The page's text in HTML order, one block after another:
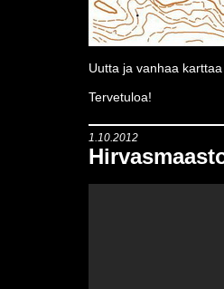
Uutta ja vanhaa
Tervetuloa!
1.10.2012